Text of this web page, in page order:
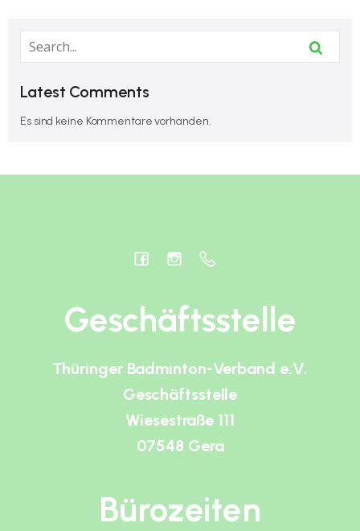
Latest Comments
Es sind keine Kommentare vorhanden.
Geschäftsstelle
Thüringer Badminton-Verband e.V.
Geschäftsstelle
Wiesestraße 111
07548 Gera
Bürozeiten